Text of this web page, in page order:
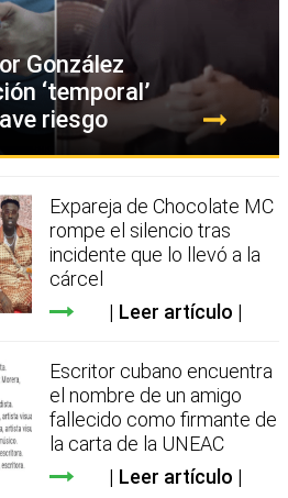
González
‘temporal’
riesgo
Expareja de Chocolate MC
rompe el silencio tras
incidente que lo llevó a la
cárcel
Leer artículo
Escritor cubano encuentra
el nombre de un amigo
fallecido como firmante de
la carta de la UNEAC
Leer artículo